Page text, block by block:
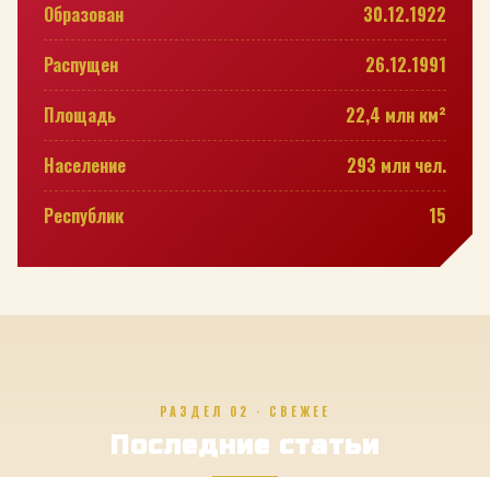
Образован
30.12.1922
Распущен
26.12.1991
Площадь
22,4 млн км²
Население
293 млн чел.
Республик
15
РАЗДЕЛ 02 · СВЕЖЕЕ
Последние статьи